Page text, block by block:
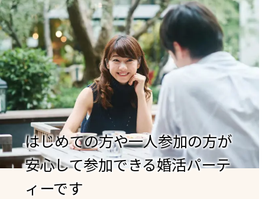
はじめての方や一人参加の方が
安心して参加できる婚活パーテ
ィーです